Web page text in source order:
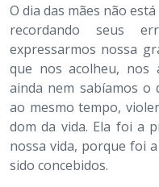
O dia das mães não
recordando seus
expressarmos nossa
que nos acolheu, nos
ainda nem sabíamos
ao mesmo tempo,
dom da vida. Ela foi a
nossa vida, porque foi
sido concebidos.